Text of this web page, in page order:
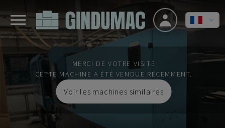
MERCI DE VOTRE VISITE
CETTE MACHINE A ÉTÉ VENDUE RÉCEMMENT.
Voir les machines similaires